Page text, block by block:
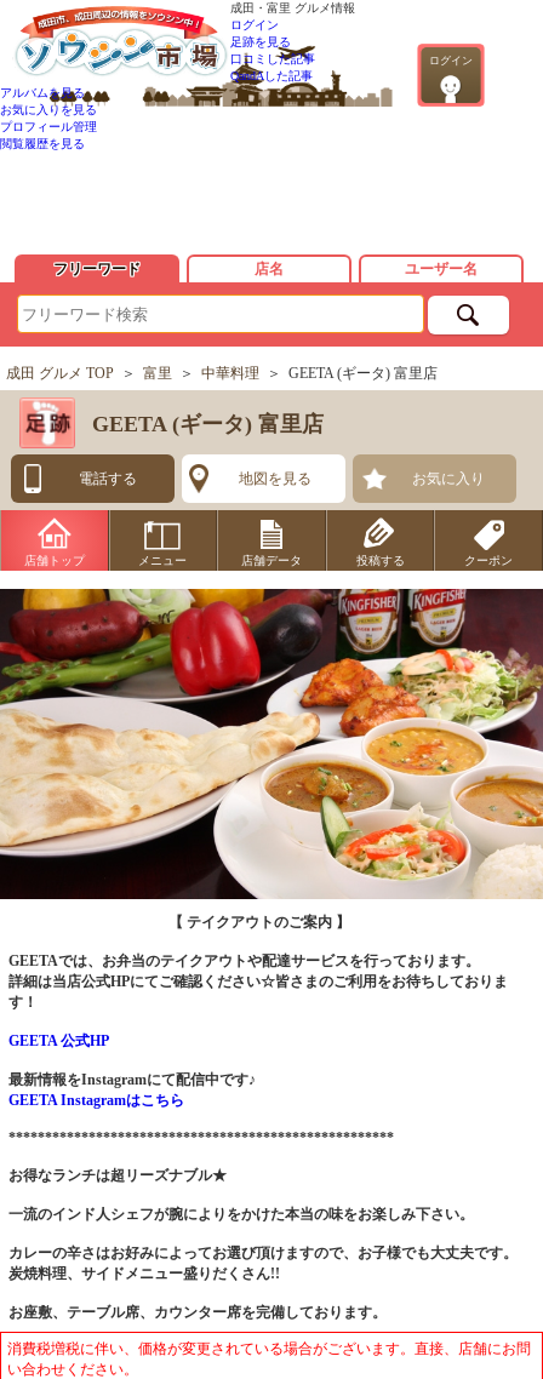
成田・富里 グルメ情報
ログイン
ログイン
足跡を見る
口コミした記事
QandAした記事
アルバムを見る
お気に入りを見る
プロフィール管理
閲覧履歴を見る
フリーワード 店名 ユーザー名
成田 グルメ TOP ＞ 富里 ＞ 中華料理 ＞ GEETA (ギータ) 富里店
GEETA (ギータ) 富里店
電話する 地図を見る お気に入り
店舗トップ メニュー 店舗データ 投稿する クーポン
*****************************************************
【 テイクアウトのご案内 】
GEETAでは、お弁当のテイクアウトや配達サービスを行っております。
詳細は当店公式HPにてご確認ください☆皆さまのご利用をお待ちしておりま
す！
GEETA 公式HP
最新情報をInstagramにて配信中です♪
GEETA Instagramはこちら
*****************************************************
お得なランチは超リーズナブル★
一流のインド人シェフが腕によりをかけた本当の味をお楽しみ下さい。
カレーの辛さはお好みによってお選び頂けますので、お子様でも大丈夫です。
炭焼料理、サイドメニュー盛りだくさん!!
お座敷、テーブル席、カウンター席を完備しております。
消費税増税に伴い、価格が変更されている場合がございます。直接、店舗にお問
い合わせください。